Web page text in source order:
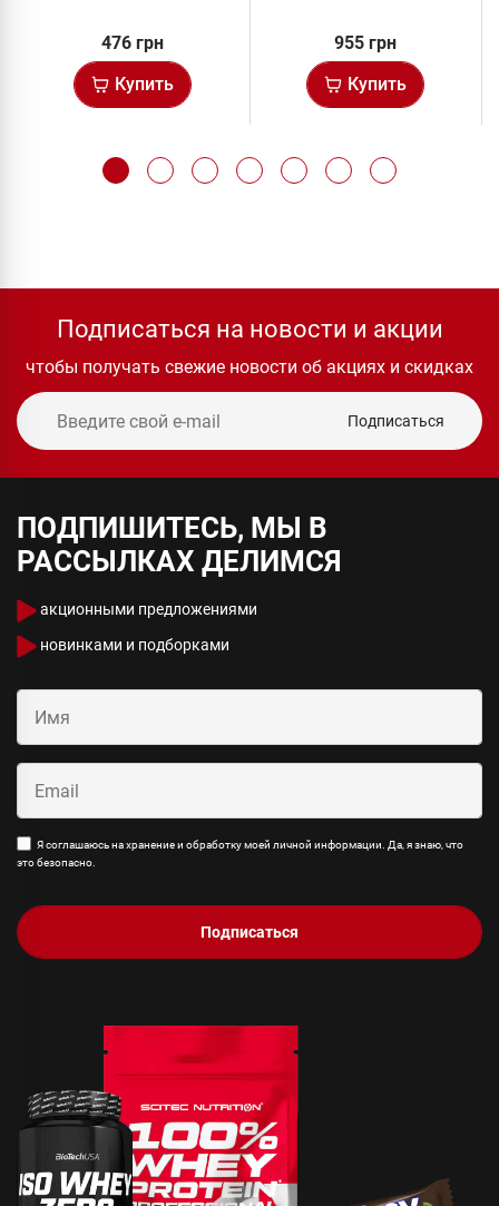
476 грн
Купить
955 грн
Купить
Подписаться на новости и акции
чтобы получать свежие новости об акциях и скидках
Подписаться
ПОДПИШИТЕСЬ, МЫ В
РАССЫЛКАХ ДЕЛИМСЯ
акционными предложениями
новинками и подборками
Я соглашаюсь на хранение и обработку моей личной информации. Да, я знаю, что
это безопасно.
Подписаться